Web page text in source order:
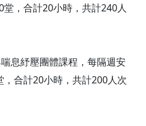
，合計20小時，共計240人
息紓壓團體課程，每隔週安
合計20小時，共計200人次